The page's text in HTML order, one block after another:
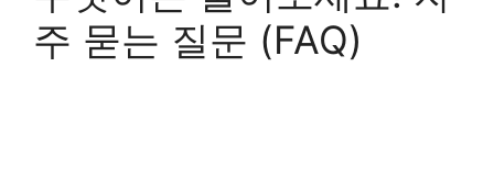
주 묻는 질문 (FAQ)